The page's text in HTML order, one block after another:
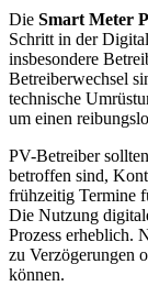
Die Smart Meter
Schritt in der
insbesondere
Betreiberwechsel
technische
um einen
PV-Betreiber
betroffen sind,
frühzeitig Termine
Die Nutzung
Prozess erheblich.
zu Verzögerungen
können.